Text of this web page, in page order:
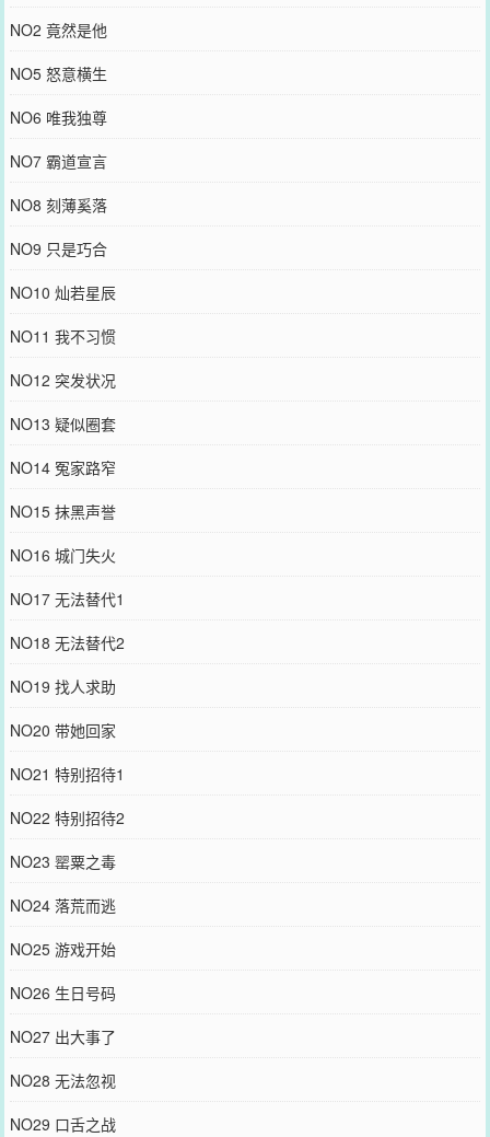
NO2 竟然是他
NO5 怒意横生
NO6 唯我独尊
NO7 霸道宣言
NO8 刻薄奚落
NO9 只是巧合
NO10 灿若星辰
NO11 我不习惯
NO12 突发状况
NO13 疑似圈套
NO14 冤家路窄
NO15 抹黑声誉
NO16 城门失火
NO17 无法替代1
NO18 无法替代2
NO19 找人求助
NO20 带她回家
NO21 特别招待1
NO22 特别招待2
NO23 罂粟之毒
NO24 落荒而逃
NO25 游戏开始
NO26 生日号码
NO27 出大事了
NO28 无法忽视
NO29 口舌之战